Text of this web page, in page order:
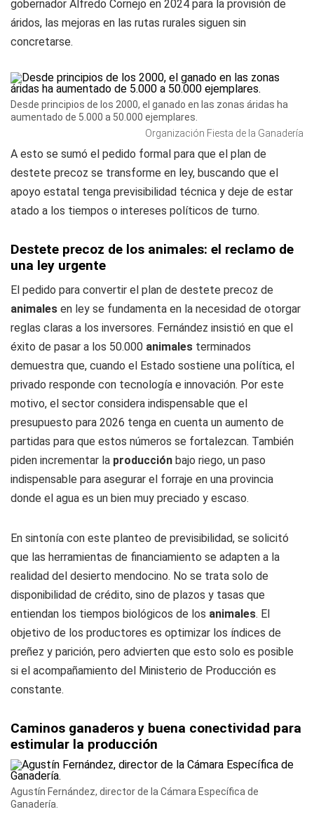
gobernador Alfredo Cornejo en 2024 para la provisión de
áridos, las mejoras en las rutas rurales siguen sin
concretarse.
Desde principios de los 2000, el ganado en las zonas áridas ha
aumentado de 5.000 a 50.000 ejemplares.
Organización Fiesta de la Ganadería
A esto se sumó el pedido formal para que el plan de
destete precoz se transforme en ley, buscando que el
apoyo estatal tenga previsibilidad técnica y deje de estar
atado a los tiempos o intereses políticos de turno.
Destete precoz de los animales: el reclamo de
una ley urgente
El pedido para convertir el plan de destete precoz de
animales en ley se fundamenta en la necesidad de otorgar
reglas claras a los inversores. Fernández insistió en que el
éxito de pasar a los 50.000 animales terminados
demuestra que, cuando el Estado sostiene una política, el
privado responde con tecnología e innovación. Por este
motivo, el sector considera indispensable que el
presupuesto para 2026 tenga en cuenta un aumento de
partidas para que estos números se fortalezcan. También
piden incrementar la producción bajo riego, un paso
indispensable para asegurar el forraje en una provincia
donde el agua es un bien muy preciado y escaso.
En sintonía con este planteo de previsibilidad, se solicitó
que las herramientas de financiamiento se adapten a la
realidad del desierto mendocino. No se trata solo de
disponibilidad de crédito, sino de plazos y tasas que
entiendan los tiempos biológicos de los animales. El
objetivo de los productores es optimizar los índices de
preñez y parición, pero advierten que esto solo es posible
si el acompañamiento del Ministerio de Producción es
constante.
Caminos ganaderos y buena conectividad para
estimular la producción
Agustín Fernández, director de la Cámara Específica de
Ganadería.